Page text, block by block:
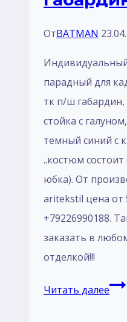
ОтBATMAN
парадный для
тк п/ш
стойка с
темный синий с
..костюм
юбка). От
aritekstil цена от
+79226990188.
заказать в
отделкой!!!
Читать далее